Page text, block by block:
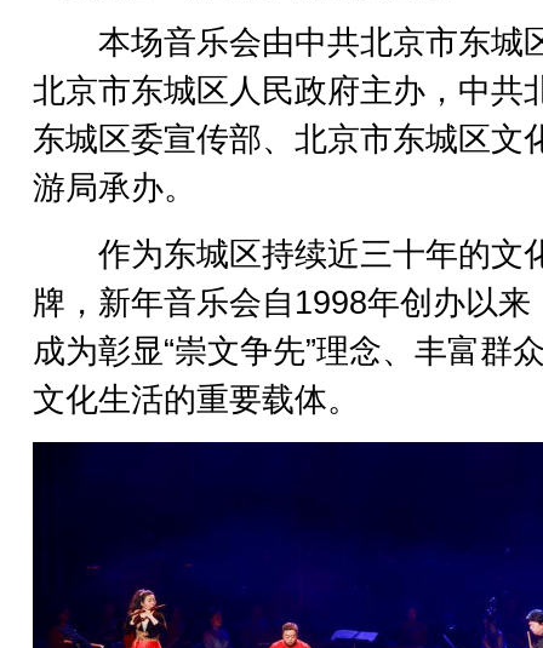
本场音乐会由中共北京市东城
北京市东城区人民政府主办，中共
东城区委宣传部、北京市东城区文
游局承办。
作为东城区持续近三十年的文
牌，新年音乐会自1998年创办以来
成为彰显“崇文争先”理念、丰富群
文化生活的重要载体。